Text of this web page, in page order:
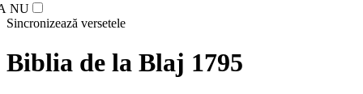
NU
Sincronizează versetele
Biblia de la Blaj 1795